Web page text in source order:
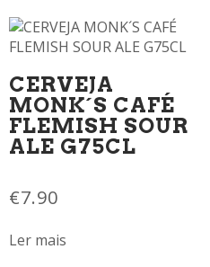
CERVEJA
MONK´S CAFÉ
FLEMISH SOUR
ALE G75CL
€7.90
Ler mais